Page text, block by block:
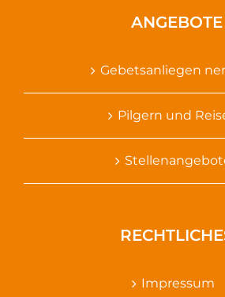
ANGEBOTE
Gebetsanliegen
Pilgern und
Impressum